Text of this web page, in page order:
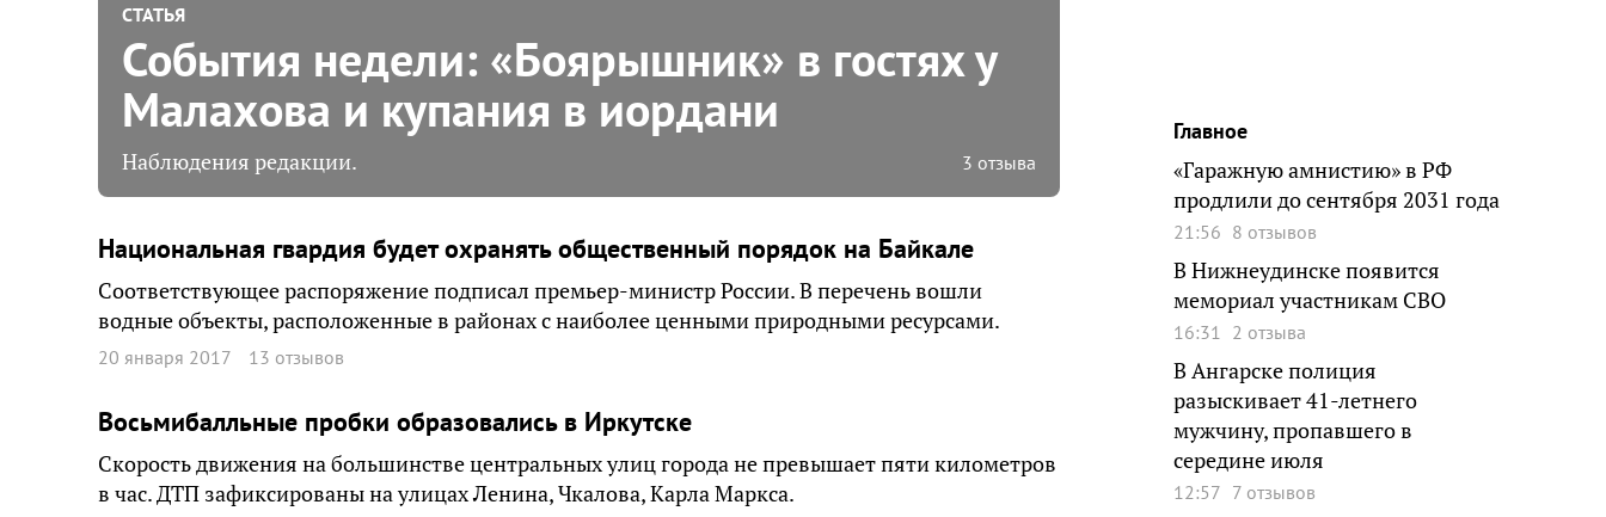
СТАТЬЯ
События недели: «Боярышник» в гостях у
Малахова и купания в иордани
Наблюдения редакции. 3 отзыва
Национальная гвардия будет охранять общественный порядок на Байкале
Соответствующее распоряжение подписал премьер-министр России. В перечень вошли
водные объекты, расположенные в районах с наиболее ценными природными ресурсами.
20 января 2017 13 отзывов
Восьмибалльные пробки образовались в Иркутске
Скорость движения на большинстве центральных улиц города не превышает пяти километров
в час. ДТП зафиксированы на улицах Ленина, Чкалова, Карла Маркса.
Главное
«Гаражную амнистию» в РФ
продлили до сентября 2031 года
21:56 8 отзывов
В Нижнеудинске появится
мемориал участникам СВО
16:31 2 отзыва
В Ангарске полиция
разыскивает 41-летнего
мужчину, пропавшего в
середине июля
12:57 7 отзывов